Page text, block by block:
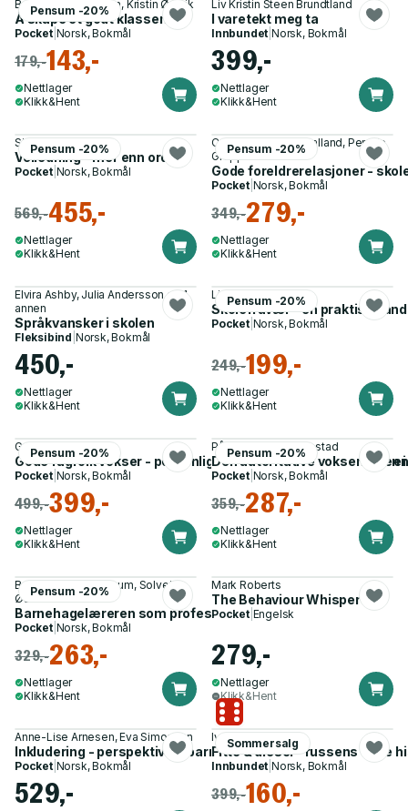
Pensum -20%
Bente Muriel Bakken, Kristin Østvik
Å skape et godt klassemiljø
Pocket| Norsk, Bokmål
179,-143,-
Nettlager
Klikk&Hent
Liv Kristin Steen Brundtland
I varetekt meg ta
Innbundet |Norsk, Bokmål
399,-
Nettlager
Klikk&Hent
Pensum -20%
Sidsel Tveiten
Veiledning - mer enn ord ...
Pocket| Norsk, Bokmål
569,-455,-
Nettlager
Klikk&Hent
Pensum -20%
Cecilie Pedersen Dalland, Pernille
Grepp Knutsen
Gode foreldrerelasjoner -
Pocket| Norsk, Bokmål
349,-279,-
Nettlager
Klikk&Hent
Elvira Ashby, Julia Andersson og 1
annen
Språkvansker i skolen
Fleksibind Norsk, Bokmål
450,-
Nettlager
Klikk&Hent
Pensum -20%
Lise Marie Sæhle
Skolefravær - en praktisk
Pocket| Norsk, Bokmål
249,-199,-
Nettlager
Klikk&Hent
Pensum -20%
Greta Marie Skau
Gode fagfolk vokser - personlig kompetanse i arbeid med
Pocket| Norsk, Bokmål
499,-399,-
Nettlager
Klikk&Hent
Pensum -20%
Pål Roland, Roy Søbstad
Den autoritative voksenrollen
Pocket| Norsk, Bokmål
359,-287,-
Nettlager
Klikk&Hent
Pensum -20%
Bernt Andreas Hennum, Solveig
Østrem
Barnehagelæreren som profesjonsutøver
Pocket| Norsk, Bokmål
329,-263,-
Nettlager
Klikk&Hent
Mark Roberts
The Behaviour Whisperer
Pocket| Engelsk
279,-
Nettlager
Klikk&Hent
Anne-Lise Arnesen, Eva Simonsen
Inkludering - perspektiver i barnehagefaglige praksiser
Pocket| Norsk, Bokmål
529,-
Sommersalg
Ivar Brandvol
Fitte & diesel - russens egne
Innbundet |Norsk, Bokmål
399,-160,-